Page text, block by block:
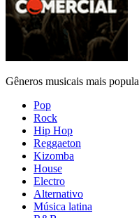
Gêneros musicais mais
Pop
Rock
Hip Hop
Reggaeton
Kizomba
House
Electro
Alternativo
Música latina